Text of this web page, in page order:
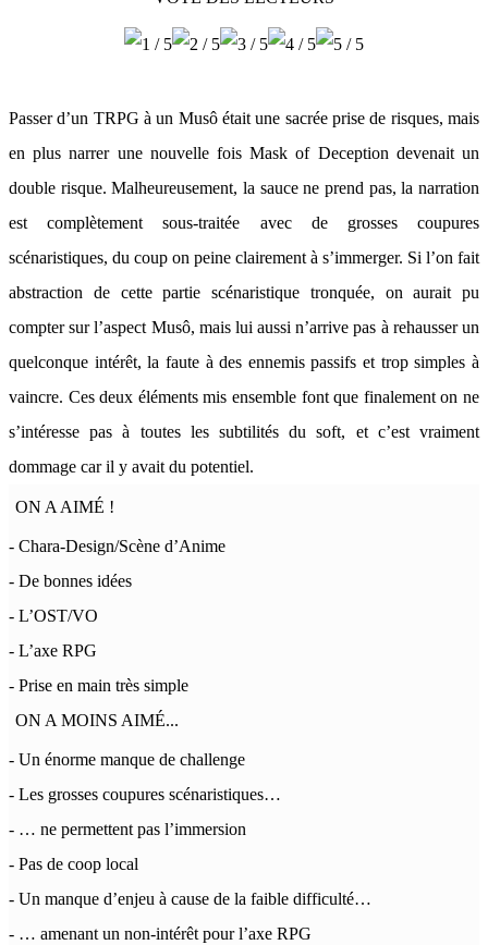
Passer d’un TRPG à un Musô était une sacrée prise de risques, mais
en plus narrer une nouvelle fois Mask of Deception devenait un
double risque. Malheureusement, la sauce ne prend pas, la narration
est complètement sous-traitée avec de grosses coupures
scénaristiques, du coup on peine clairement à s’immerger. Si l’on fait
abstraction de cette partie scénaristique tronquée, on aurait pu
compter sur l’aspect Musô, mais lui aussi n’arrive pas à rehausser un
quelconque intérêt, la faute à des ennemis passifs et trop simples à
vaincre. Ces deux éléments mis ensemble font que finalement on ne
s’intéresse pas à toutes les subtilités du soft, et c’est vraiment
dommage car il y avait du potentiel.
ON A AIMÉ !
- Chara-Design/Scène d’Anime
- De bonnes idées
- L’OST/VO
- L’axe RPG
- Prise en main très simple
ON A MOINS AIMÉ...
- Un énorme manque de challenge
- Les grosses coupures scénaristiques…
- … ne permettent pas l’immersion
- Pas de coop local
- Un manque d’enjeu à cause de la faible difficulté…
- … amenant un non-intérêt pour l’axe RPG